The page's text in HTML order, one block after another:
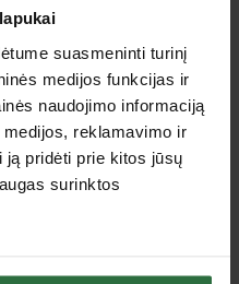
suasmeninti turinį
medijos funkcijas ir
naudojimo informaciją
reklamavimo ir
pridėti prie kitos jūsų
surinktos
Kiti priedai